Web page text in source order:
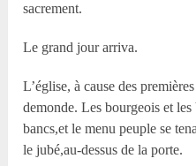
sacrement.
Le grand jour arriva.
L’église, à cause des
demonde. Les bourgeois et
bancs,et le menu peuple se
le jubé,au-dessus de la porte.